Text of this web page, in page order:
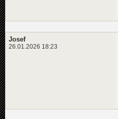
Josef
26.01.2026 18:23